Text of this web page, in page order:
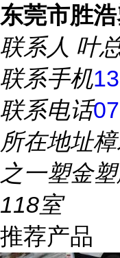
东莞市胜
联系人 叶
联系手机
联系电话
所在地址
之一塑金
118室
推荐产品